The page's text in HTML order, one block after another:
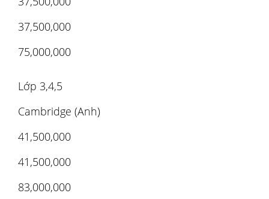
37,500,000
75,000,000
Lớp 3,4,5
Cambridge (Anh)
41,500,000
41,500,000
83,000,000